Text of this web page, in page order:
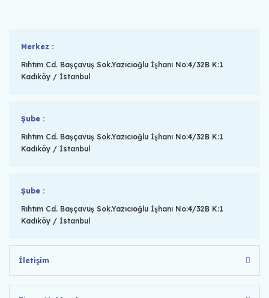
Merkez :
Rıhtım Cd. Başçavuş Sok.Yazıcıoğlu İşhanı No:4/32B K:1
Kadıköy / İstanbul
Şube :
Rıhtım Cd. Başçavuş Sok.Yazıcıoğlu İşhanı No:4/32B K:1
Kadıköy / İstanbul
Şube :
Rıhtım Cd. Başçavuş Sok.Yazıcıoğlu İşhanı No:4/32B K:1
Kadıköy / İstanbul
İletişim